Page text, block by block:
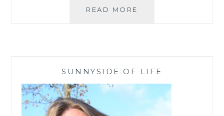
READ MORE
SUNNYSIDE OF LIFE